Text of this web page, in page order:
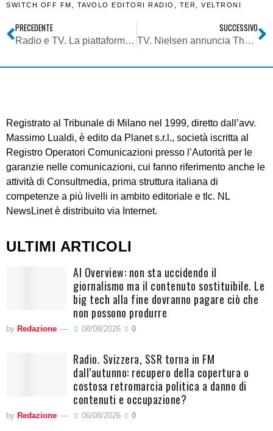
SWITCH OFF FM
TAVOLO EDITORI RADIO TER VELTRONI
PRECEDENTE
Radio e TV. La piattaforma RaiPlay a poco più di un anno dal lancio è diventata ormai quasi una rete indipendente ed autosufficiente
SUCCESSIVO
TV. Nielsen annuncia The Gauge, una metodologia di rilevazione degli ascolti che integra lineare e streaming. Con il plauso di Netflix
Registrato al Tribunale di Milano nel 1999, diretto dall’avv.
Massimo Lualdi, è edito da Planet s.r.l., società iscritta al
Registro Operatori Comunicazioni presso l’Autorità per le
garanzie nelle comunicazioni, cui fanno riferimento anche le
attività di Consultmedia, prima struttura italiana di
competenze a più livelli in ambito editoriale e tlc. NL
NewsLinet è distribuito via Internet.
ULTIMI ARTICOLI
AI Overview: non sta uccidendo il
giornalismo ma il contenuto sostituibile. Le
big tech alla fine dovranno pagare ciò che
non possono produrre
by Redazione 08/08/2026 0
Radio. Svizzera, SSR torna in FM
dall’autunno: recupero della copertura o
costosa retromarcia politica a danno di
contenuti e occupazione?
by Redazione 06/08/2026 0